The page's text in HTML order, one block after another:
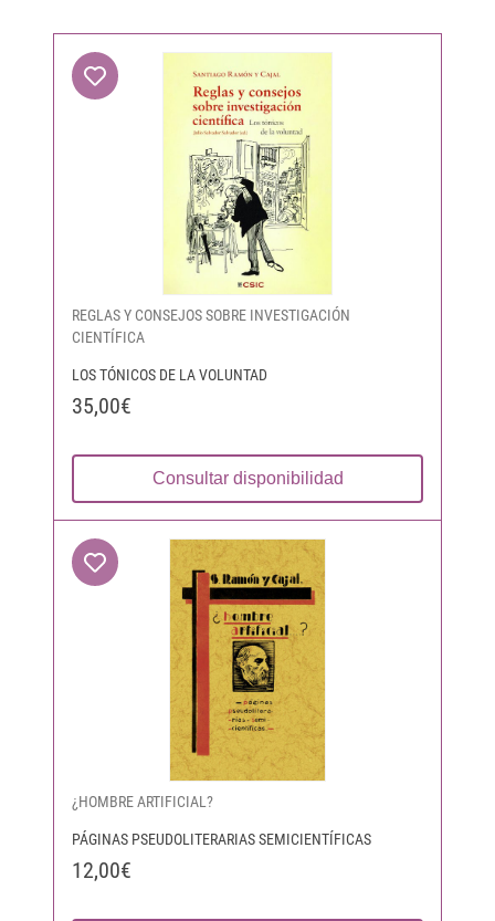
REGLAS Y CONSEJOS SOBRE INVESTIGACIÓN
CIENTÍFICA
LOS TÓNICOS DE LA VOLUNTAD
35,00€
Consultar disponibilidad
¿HOMBRE ARTIFICIAL?
PÁGINAS PSEUDOLITERARIAS SEMICIENTÍFICAS
12,00€